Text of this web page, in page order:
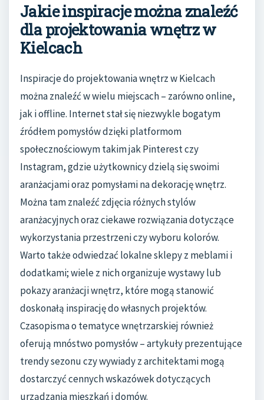
Jakie inspiracje można znaleźć
dla projektowania wnętrz w
Kielcach
Inspiracje do projektowania wnętrz w Kielcach
można znaleźć w wielu miejscach – zarówno online,
jak i offline. Internet stał się niezwykle bogatym
źródłem pomysłów dzięki platformom
społecznościowym takim jak Pinterest czy
Instagram, gdzie użytkownicy dzielą się swoimi
aranżacjami oraz pomysłami na dekorację wnętrz.
Można tam znaleźć zdjęcia różnych stylów
aranżacyjnych oraz ciekawe rozwiązania dotyczące
wykorzystania przestrzeni czy wyboru kolorów.
Warto także odwiedzać lokalne sklepy z meblami i
dodatkami; wiele z nich organizuje wystawy lub
pokazy aranżacji wnętrz, które mogą stanowić
doskonałą inspirację do własnych projektów.
Czasopisma o tematyce wnętrzarskiej również
oferują mnóstwo pomysłów – artykuły prezentujące
trendy sezonu czy wywiady z architektami mogą
dostarczyć cennych wskazówek dotyczących
urządzania mieszkań i domów.